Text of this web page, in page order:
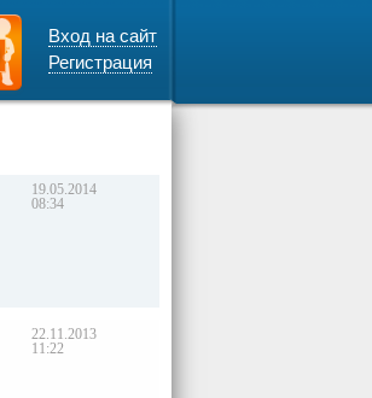
Вход на сайт
Регистрация
19.05.2014
08:34
22.11.2013
11:22